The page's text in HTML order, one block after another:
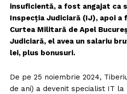
insuficientă, a fost angajat ca
Inspecția Judiciară (IJ), apoi
Curtea Militară de Apel
Judiciară, el avea un salariu
lei, plus bonusuri.
De pe 25 noiembrie 2024,
de ani) a devenit specialist IT la